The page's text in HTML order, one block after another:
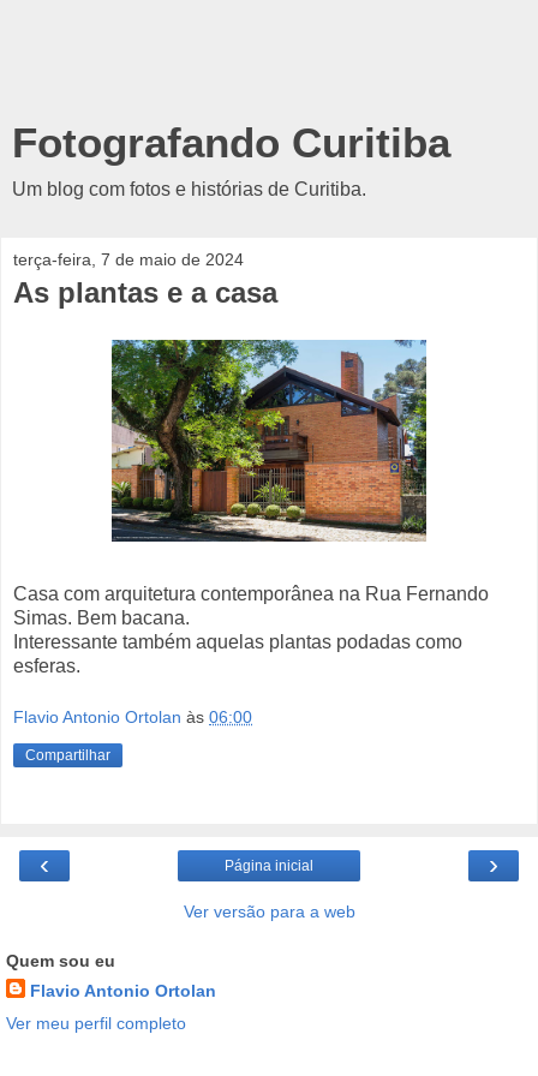
Fotografando Curitiba
Um blog com fotos e histórias de Curitiba.
terça-feira, 7 de maio de 2024
As plantas e a casa
Casa com arquitetura contemporânea na Rua Fernando
Simas. Bem bacana.
Interessante também aquelas plantas podadas como
esferas.
Flavio Antonio Ortolan às 06:00
Compartilhar
‹ ›
Página inicial
Ver versão para a web
Quem sou eu
Flavio Antonio Ortolan
Ver meu perfil completo